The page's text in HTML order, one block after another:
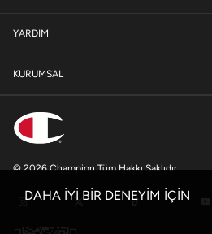
YARDIM
KURUMSAL
© 2026 Champion Tüm Hakkı Saklıdır
DAHA İYİ BİR DENEYİM İÇİN